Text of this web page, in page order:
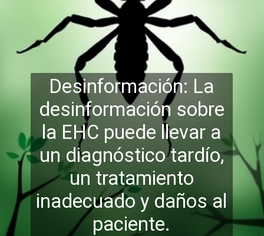
Desinformación: La
desinformación sobre
la EHC puede llevar a
un diagnóstico tardío,
un tratamiento
inadecuado y daños al
paciente.